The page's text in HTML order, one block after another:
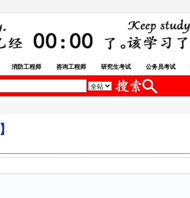
消防工程师 咨询工程师 研究生考试 公务员考试